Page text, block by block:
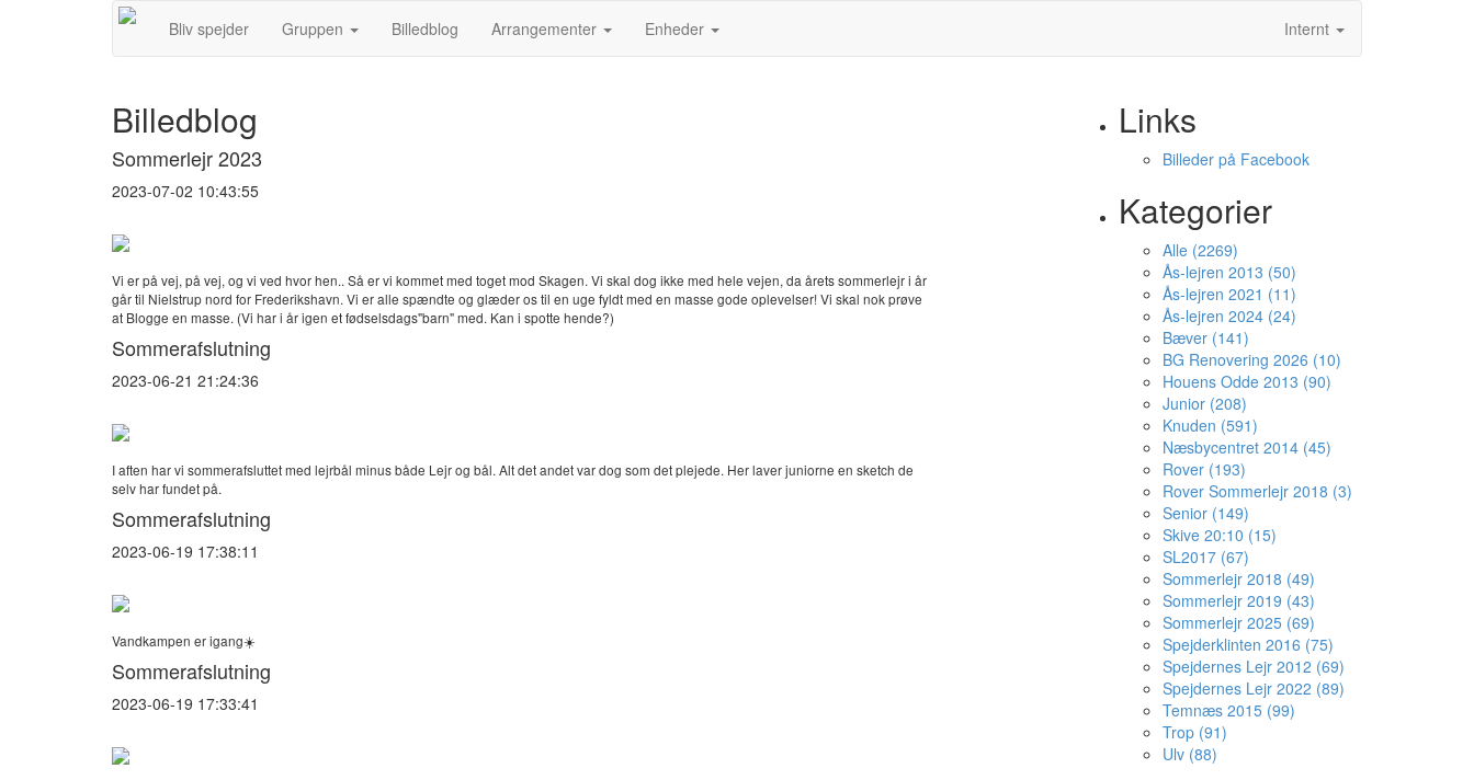
Bliv spejder Gruppen Billedblog Arrangementer Enheder Internt
Billedblog
Sommerlejr 2023
2023-07-02 10:43:55
Vi er på vej, på vej, og vi ved hvor hen.. Så er vi kommet med toget mod Skagen. Vi skal dog ikke med hele vejen, da årets sommerlejr i år
går til Nielstrup nord for Frederikshavn. Vi er alle spændte og glæder os til en uge fyldt med en masse gode oplevelser! Vi skal nok prøve
at Blogge en masse. (Vi har i år igen et fødselsdags"barn" med. Kan i spotte hende?)
Sommerafslutning
2023-06-21 21:24:36
I aften har vi sommerafsluttet med lejrbål minus både Lejr og bål. Alt det andet var dog som det plejede. Her laver juniorne en sketch de
selv har fundet på.
Sommerafslutning
2023-06-19 17:38:11
Vandkampen er igang☀️
Sommerafslutning
2023-06-19 17:33:41
Links
Billeder på Facebook
Kategorier
Alle (2269)
Ås-lejren 2013 (50)
Ås-lejren 2021 (11)
Ås-lejren 2024 (24)
Bæver (141)
BG Renovering 2026 (10)
Houens Odde 2013 (90)
Junior (208)
Knuden (591)
Næsbycentret 2014 (45)
Rover (193)
Rover Sommerlejr 2018 (3)
Senior (149)
Skive 20:10 (15)
SL2017 (67)
Sommerlejr 2018 (49)
Sommerlejr 2019 (43)
Sommerlejr 2025 (69)
Spejderklinten 2016 (75)
Spejdernes Lejr 2012 (69)
Spejdernes Lejr 2022 (89)
Temnæs 2015 (99)
Trop (91)
Ulv (88)